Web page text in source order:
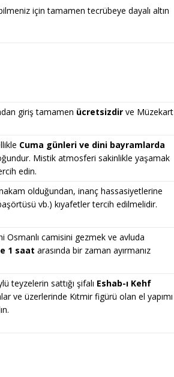
için tamamen tecrübeye dayalı altın
giriş tamamen ücretsizdir ve Müzekart
Cuma günleri ve dini bayramlarda
Mistik atmosferi sakinlikle yaşamak
edin.
olduğundan, inanç hassasiyetlerine
vb.) kıyafetler tercih edilmelidir.
Osmanlı camisini gezmek ve avluda
1 saat arasında bir zaman ayırmanız
teyzelerin sattığı şifalı Eshab-ı Kehf
ve üzerlerinde Kıtmir figürü olan el yapımı